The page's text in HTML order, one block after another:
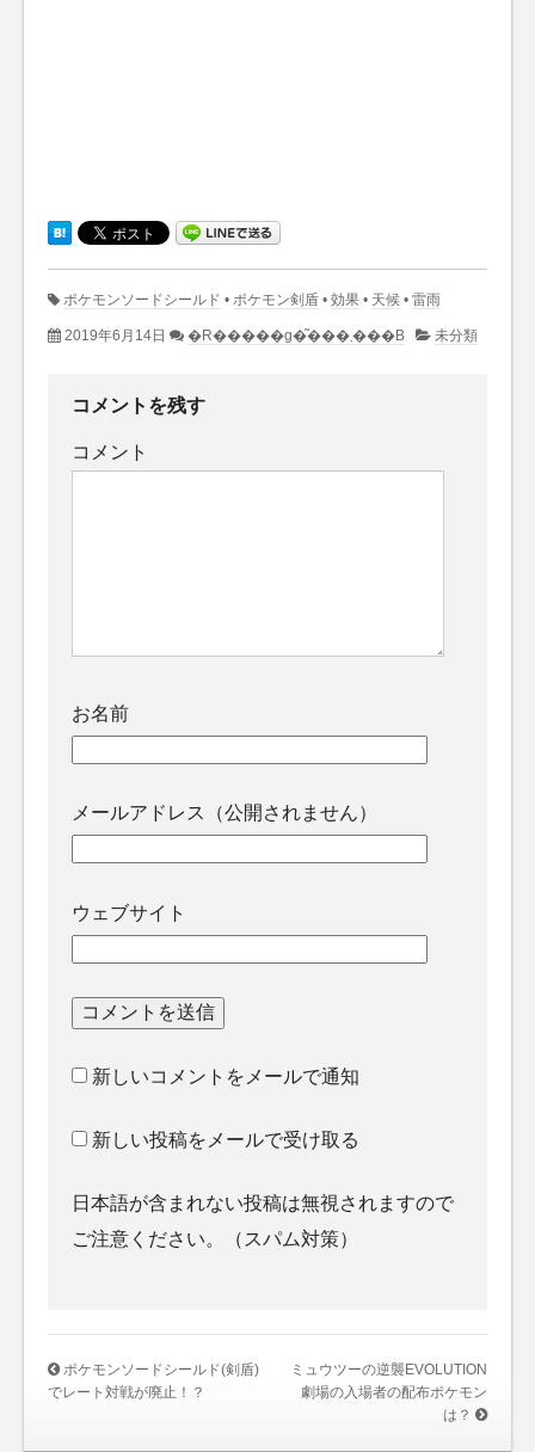
ポケモンソードシールド • ポケモン剣盾 • 効果 • 天候 • 雷雨
2019年6月14日 �R�����g�͂���܂���B 未分類
コメントを残す
コメント
お名前
メールアドレス（公開されません）
ウェブサイト
新しいコメントをメールで通知
新しい投稿をメールで受け取る
日本語が含まれない投稿は無視されますので
ご注意ください。（スパム対策）
ポケモンソードシールド(剣盾)
でレート対戦が廃止！？
ミュウツーの逆襲EVOLUTION
劇場の入場者の配布ポケモン
は？